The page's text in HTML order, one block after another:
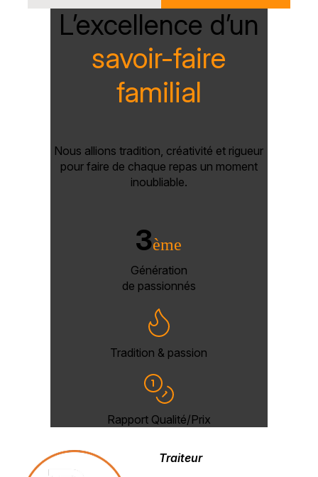
L’excellence d’un
savoir-faire
familial
Nous allions tradition, créativité et rigueur
pour faire de chaque repas un moment
inoubliable.
3ème
Génération
de passionnés
Tradition & passion
Rapport Qualité/Prix
Traiteur